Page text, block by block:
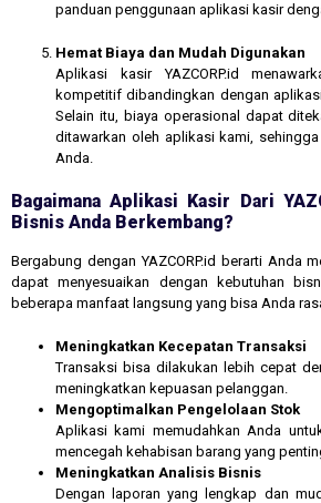
panduan penggunaan aplikasi kasir
Hemat Biaya dan Mudah Digunakan
Aplikasi kasir YAZCORP.id
kompetitif dibandingkan dengan
Selain itu, biaya operasional dapat
ditawarkan oleh aplikasi kami,
Anda.
Bagaimana Aplikasi Kasir Dari
Bisnis Anda Berkembang?
Bergabung dengan YAZCORP.id berarti Anda
dapat menyesuaikan dengan kebutuhan
beberapa manfaat langsung yang bisa Anda
Meningkatkan Kecepatan Transaksi
Transaksi bisa dilakukan lebih cepat
meningkatkan kepuasan pelanggan.
Mengoptimalkan Pengelolaan Stok
Aplikasi kami memudahkan Anda
mencegah kehabisan barang yang
Meningkatkan Analisis Bisnis
Dengan laporan yang lengkap dan